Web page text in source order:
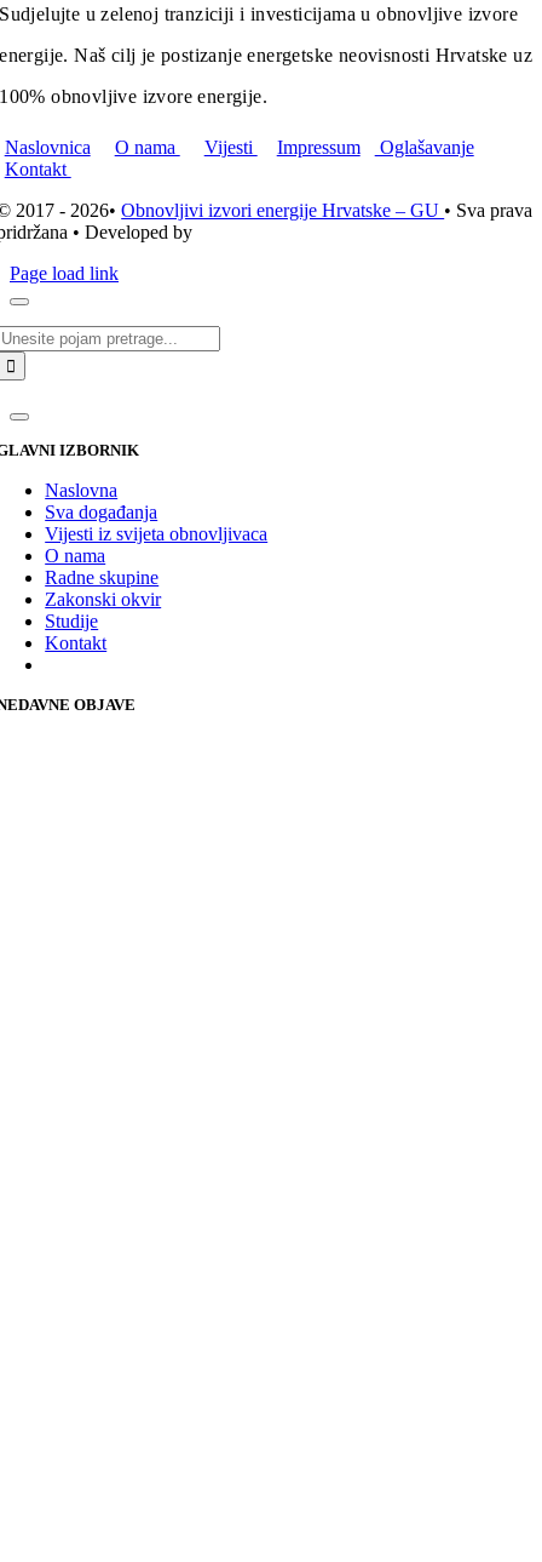
Sudjelujte u zelenoj tranziciji i investicijama u obnovljive izvore
energije. Naš cilj je postizanje energetske neovisnosti Hrvatske uz
100% obnovljive izvore energije.
Naslovnica O nama Vijesti Impressum
Oglašavanje
Kontakt
2017 - 2026•Obnovljivi izvori energije Hrvatske – GU • Sva prava
• Developed by
Page load link
IZBORNIK
Naslovna
Sva događanja
Vijesti iz svijeta obnovljivaca
O nama
Radne skupine
Zakonski okvir
Studije
Kontakt
OBJAVE